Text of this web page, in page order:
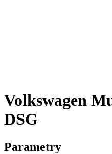
Volkswagen
DSG
Parametry